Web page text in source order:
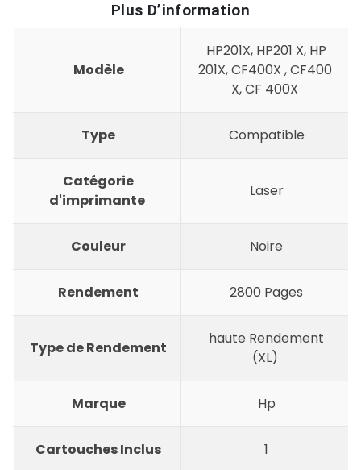
Plus D’information
Modèle
HP201X, HP201 X, HP
201X, CF400X , CF400
X, CF 400X
Type Compatible
Catégorie
d'imprimante
Laser
Couleur Noire
Rendement 2800 Pages
Type de Rendement
haute Rendement
(XL)
Marque Hp
Cartouches Inclus 1